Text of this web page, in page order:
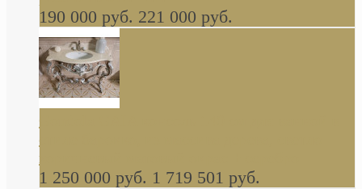
190 000 руб. 221 000 руб.
стиле барокко, из массива дерева, светло
коричневый матовый окрас + серебро
1 250 000 руб. 1 719 501 руб.